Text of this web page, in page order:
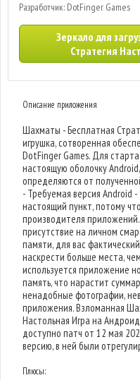
Разработчик: DotFinger Games
Зеркало для
Стратегия
Описание приложения
Шахматы - Бесплатная
игрушка, сотворенная
DotFinger Games. Для
настоящую оболочку
определяются от
- Требуемая версия Android
настоящий пункт, потому
производителя
присутствие на личном
памяти, для вас
наскрести больше места,
используется приложение
память, что нарастит
ненадобные фотографии,
приложения. Взломанная
Настольная Игра на
доступно патч от 12 мая
версию, в ней были
Плюсы: